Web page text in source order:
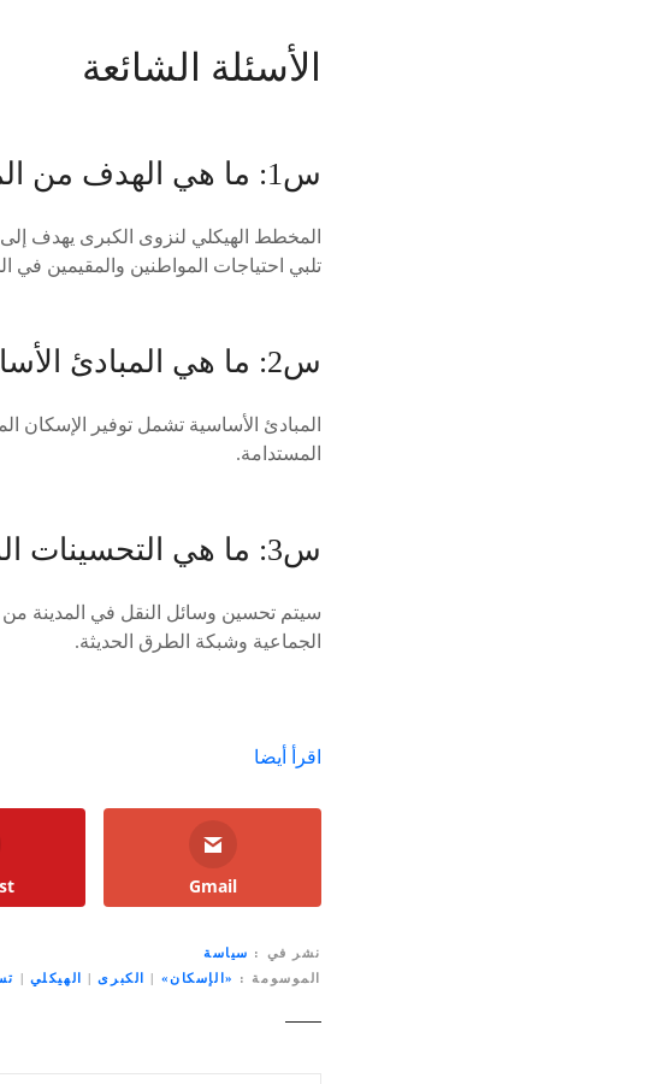
الأسئلة الشائعة
س1: ما هي الهدف من المخطط الهيكلي لنزوى الكبرى؟
المخطط الهيكلي لنزوى الكبرى يهدف
تلبي احتياجات المواطنين والمقيمين في
س2: ما هي المبادئ الأساسية للمخطط الهيكلي لنزوى الكبرى؟
المبادئ الأساسية تشمل توفير الإسكان
المستدامة.
س3: ما هي التحسينات المخططة في وسائل النقل في نزوى الكبرى؟
سيتم تحسين وسائل النقل في المدينة
الجماعية وشبكة الطرق الحديثة.
اقرأ أيضا
Gmail
نشر في
سياسة
الموسومة
«الإسكان» | الكبرى| الهيكلي |